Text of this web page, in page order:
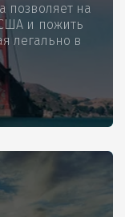
позволяет на
и пожить
легально в